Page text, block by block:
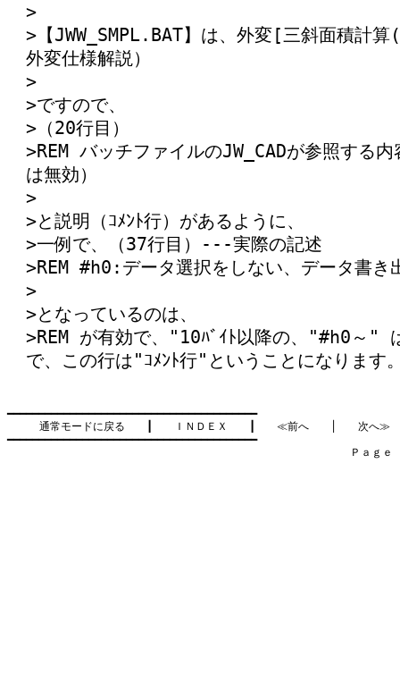
>
>【JWW_SMPL.BAT】は、外変[三斜面積
外変仕様解説）
>
>ですので、
>（20行目）
>REM バッチファイルのJW_CADが参照する
は無効）
>
>と説明（ｺﾒﾝﾄ行）があるように、
>一例で、（37行目）---実際の記述
>REM #h0:データ選択をしない、データ書き
>
>となっているのは、
>REM が有効で、"10ﾊﾞｲﾄ以降の、"#h0～"
で、この行は"ｺﾒﾝﾄ行"ということになります
━━━━━━━━━━━━━━━━━━━━━━━━━━━━━━━━━━━━━━━━
通常モードに戻る
ＩＮＤＥＸ ≪前へ
次へ≫
━━━━━━━━━━━━━━━━━━━━━━━━━━━━━━━━━━━━━━━━
Ｐａｇｅ